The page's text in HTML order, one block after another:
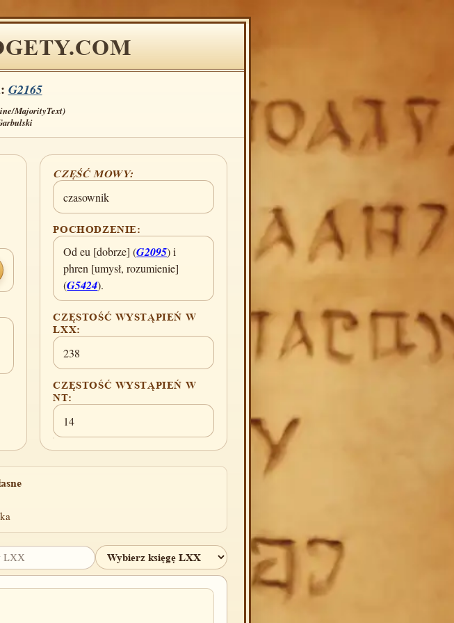
G2165
MajorityText)
CZĘŚĆ MOWY:
czasownik
POCHODZENIE:
Od eu [dobrze] (G2095) i
phren [umysł, rozumienie]
(G5424).
CZĘSTOŚĆ WYSTĄPIEŃ W
LXX:
238
CZĘSTOŚĆ WYSTĄPIEŃ W
NT:
14